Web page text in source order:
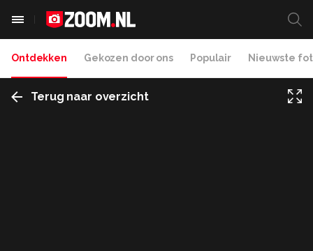
Ontdekken Gekozen door ons Populair Nieuwste
Terug naar overzicht